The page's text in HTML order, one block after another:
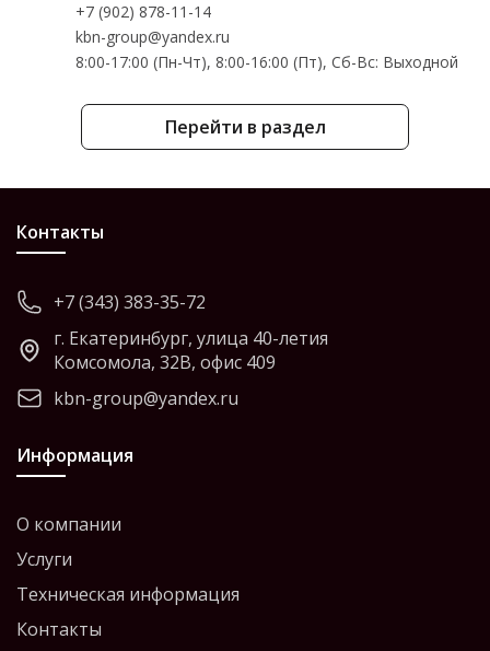
Перейти в раздел
+7 (902) 878-11-14
kbn-group@yandex.ru
8:00-17:00 (Пн-Чт), 8:00-16:00 (Пт), Cб-Вс: Выходной
Контакты
+7 (343) 383-35-72
г. Екатеринбург, улица 40-летия
Комсомола, 32В, офис 409
kbn-group@yandex.ru
Информация
О компании
Услуги
Техническая информация
Контакты